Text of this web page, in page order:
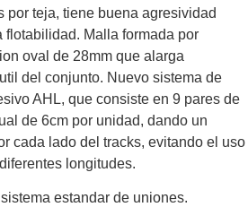
por teja, tiene buena agresividad
flotabilidad. Malla formada por
oval de 28mm que alarga
del conjunto. Nuevo sistema de
AHL, que consiste en 9 pares de
de 6cm por unidad, dando un
cada lado del tracks, evitando el uso
longitudes.
estandar de uniones.